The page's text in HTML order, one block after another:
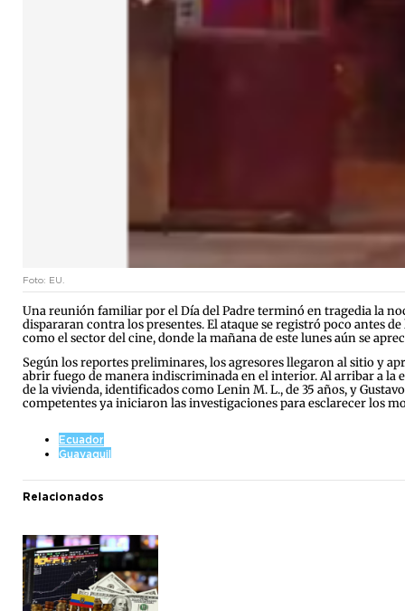
Foto: EU.
Una reunión familiar por el Día del Padre terminó en tragedia la
dispararan contra los presentes. El ataque se registró poco antes
como el sector del cine, donde la mañana de este lunes aún se
Según los reportes preliminares, los agresores llegaron al sitio y
abrir fuego de manera indiscriminada en el interior. Al arribar a la
de la vivienda, identificados como Lenin M. L., de 35 años, y
competentes ya iniciaron las investigaciones para esclarecer los
Ecuador
Guayaquil
Relacionados